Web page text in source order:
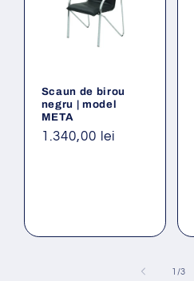
Scaun de birou
negru | model
META
Preț
1.340,00 lei
1 /din
3